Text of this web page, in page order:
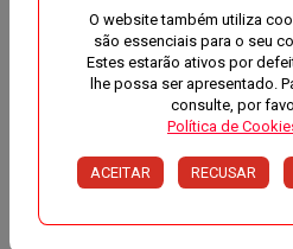
O website também utiliza
são essenciais para o seu
Estes estarão ativos por
lhe possa ser apresentado.
consulte, por
Política de
ACEITAR RECUSAR
2,4 g
FIBRA
5,7 g
3,1 g